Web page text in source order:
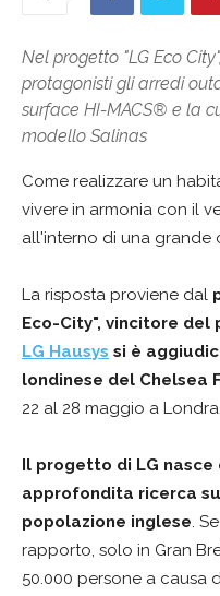
Nel progetto "LG Eco
protagonisti gli arredi
surface HI-MACS® e la
modello Salinas
Come realizzare un
vivere in armonia con il
all'interno di una grande
La risposta proviene dal
Eco-City", vincitore del
LG Hausys si è
londinese del Chelsea
22 al 28 maggio a Londra.
Il progetto di LG
approfondita ricerca
popolazione inglese.
rapporto, solo in Gran
50.000 persone a causa